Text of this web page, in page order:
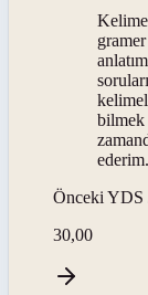
bilmek
ederim.
Önceki YDS
30,00